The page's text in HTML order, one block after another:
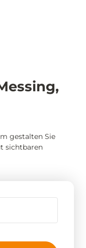
gestalten Sie
sichtbaren